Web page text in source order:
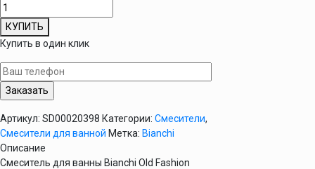
Количество
товара
Смеситель
для
ванны
Bianchi
Old
VSCOLF1023OLF00VOT
КУПИТЬ
Купить в один клик
Артикул: SD00020398 Категории: Смесители,
Смесители для ванной Метка: Bianchi
Описание
Смеситель для ванны Bianchi Old Fashion